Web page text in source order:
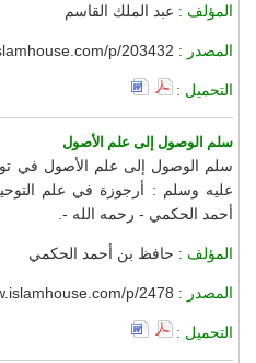
المؤلف : عبد الملك القاسم
المصدر : p/203432
التحميل :
سلم الوصول إلى علم الأصول
سلم الوصول إلى علم الأصول في
عليه وسلم : أرجوزة في علم
أحمد الحكمي - رحمه الله -.
المؤلف : حافظ بن أحمد الحكمي
المصدر : p/2478
التحميل :